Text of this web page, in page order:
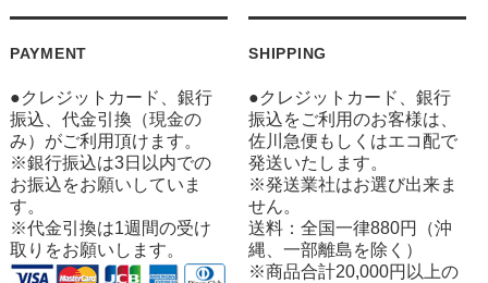
PAYMENT
●クレジットカード、銀行
振込、代金引換（現金の
み）がご利用頂けます。
※銀行振込は3日以内での
お振込をお願いしていま
す。
※代金引換は1週間の受け
取りをお願いします。
SHIPPING
●クレジットカード、銀行
振込をご利用のお客様は、
佐川急便もしくはエコ配で
発送いたします。
※発送業社はお選び出来ま
せん。
送料：全国一律880円（沖
縄、一部離島を除く）
※商品合計20,000円以上の